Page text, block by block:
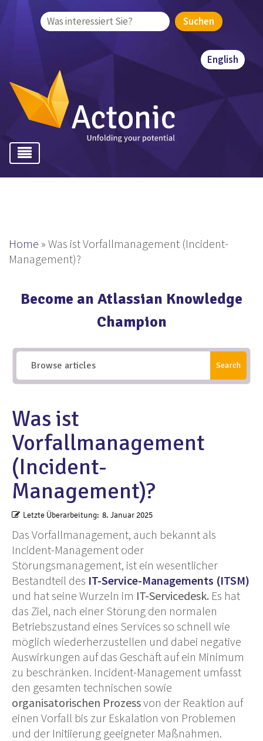
English
Suchen
Home » Was ist Vorfallmanagement (Incident-
Management)?
Become an Atlassian Knowledge
Champion
Search
Was ist
Vorfallmanagement
(Incident-
Management)?
Letzte Überarbeitung: 8. Januar 2025
Das Vorfallmanagement, auch bekannt als
Incident-Management oder
Störungsmanagement, ist ein wesentlicher
Bestandteil des IT-Service-Managements (ITSM)
und hat seine Wurzeln im IT-Servicedesk. Es hat
das Ziel, nach einer Störung den normalen
Betriebszustand eines Services so schnell wie
möglich wiederherzustellen und dabei negative
Auswirkungen auf das Geschäft auf ein Minimum
zu beschränken. Incident-Management umfasst
den gesamten technischen sowie
organisatorischen Prozessvon der Reaktion auf
einen Vorfall bis zur Eskalation von Problemen
und der Initiierung geeigneter Maßnahmen.